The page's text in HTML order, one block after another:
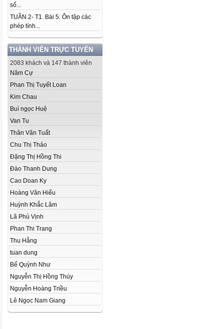
số...
TUẦN 2- T1. Bài 5. Ôn tập các
phép tính...
THÀNH VIÊN TRỰC TUYẾN
2083 khách và 147 thành viên
Năm Cự
Phan Thị Tuyết Loan
Kim Chau
Buì ngọc Huệ
Van Tu
Thân Văn Tuất
Chu Thị Thảo
Đặng Thị Hồng Thi
Đào Thanh Dung
Cao Doan Ky
Hoàng Văn Hiếu
Huỳnh Khắc Lâm
Lã Phú Vịnh
Phan Thi Trang
Thu Hằng
tuan dung
Bế Quỳnh Như
Nguyễn Thị Hồng Thúy
Nguyễn Hoàng Triều
Lê Ngọc Nam Giang